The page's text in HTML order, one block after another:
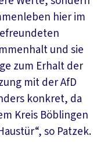
hier im
und sie
zum Erhalt der
mit der AfD
konkret, da
Kreis Böblingen
so Patzek.